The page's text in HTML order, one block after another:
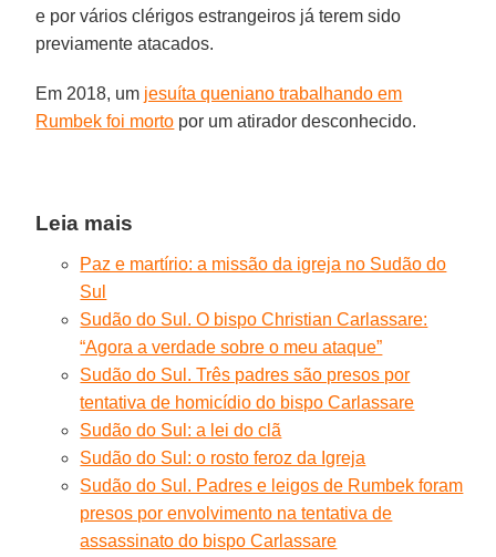
e por vários clérigos estrangeiros já terem sido
previamente atacados.
Em 2018, um jesuíta queniano trabalhando em
Rumbek foi morto por um atirador desconhecido.
Leia mais
Paz e martírio: a missão da igreja no Sudão do
Sul
Sudão do Sul. O bispo Christian Carlassare:
“Agora a verdade sobre o meu ataque”
Sudão do Sul. Três padres são presos por
tentativa de homicídio do bispo Carlassare
Sudão do Sul: a lei do clã
Sudão do Sul: o rosto feroz da Igreja
Sudão do Sul. Padres e leigos de Rumbek foram
presos por envolvimento na tentativa de
assassinato do bispo Carlassare